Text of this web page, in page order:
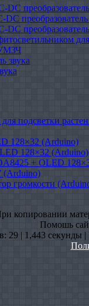
звука
подсветки
128×32 (Arduino)
128×32 (Arduino)
+ OLED
(Arduino)
громкости
копировании
Помошь
29 | 1,443 секунды